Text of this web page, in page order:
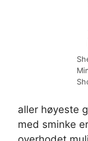
aller høyeste
med sminke